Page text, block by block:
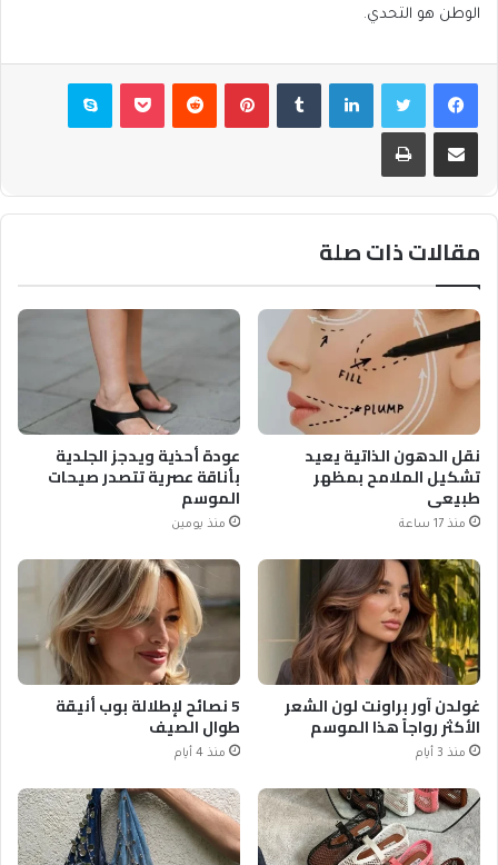
الوطن هو التحدي.
فيسبوكتويتر لينكدإن بينتيريست بوكيت سكايب
مشاركة عبر البريد طباعة
مقالات ذات صلة
نقل الدهون الذاتية يعيد
تشكيل الملامح بمظهر
طبيعي
منذ 17 ساعة
عودة أحذية ويدجز الجلدية
بأناقة عصرية تتصدر صيحات
الموسم
منذ يومين
غولدن آور براونت لون الشعر
الأكثر رواجاً هذا الموسم
منذ 3 أيام
5 نصائح لإطلالة بوب أنيقة
طوال الصيف
منذ 4 أيام